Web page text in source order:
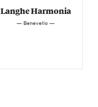
Langhe Harmonia
— Benevello —